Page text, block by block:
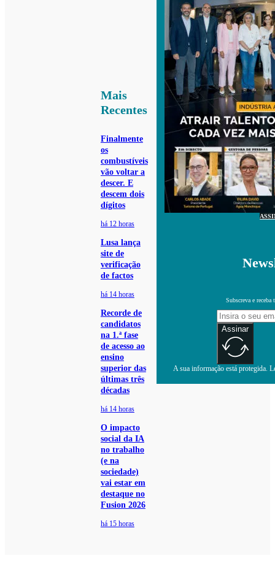
Mais
Recentes
Finalmente
os
combustíveis
vão voltar a
descer. E
descem dois
dígitos
há 12 horas
Lusa lança
site de
verificação
de factos
há 14 horas
Recorde de
candidatos
na 1.ª fase
de acesso ao
ensino
superior das
últimas três
décadas
há 14 horas
O impacto
social da IA
no trabalho
(e na
sociedade)
vai estar em
destaque no
Fusion 2026
há 15 horas
Subscreva e receba
Assinar
A sua informação está protegida.